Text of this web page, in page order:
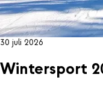
30 juli 2026
Wintersport